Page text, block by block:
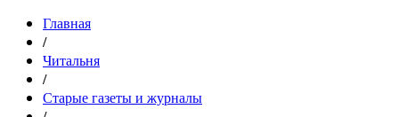
Главная
/
Читальня
/
Старые газеты и журналы